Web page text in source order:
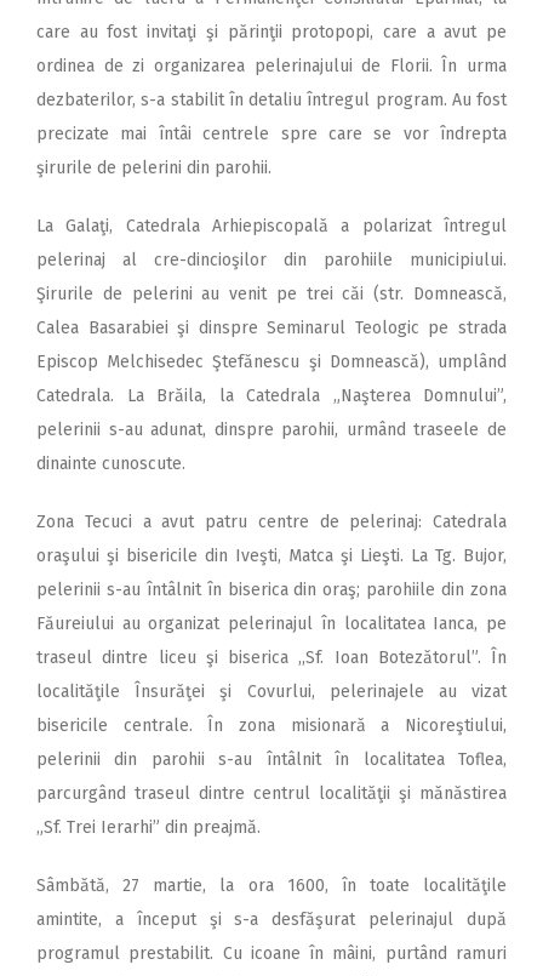
care au fost invitaţi şi părinţii protopopi, care a avut pe
ordinea de zi organizarea pelerinajului de Florii. În urma
dezbaterilor, s-a stabilit în detaliu întregul program. Au fost
precizate mai întâi centrele spre care se vor îndrepta
şirurile de pelerini din parohii.
La Galaţi, Catedrala Arhiepiscopală a polarizat întregul
pelerinaj al cre-dincioşilor din parohiile municipiului.
Şirurile de pelerini au venit pe trei căi (str. Domnească,
Calea Basarabiei şi dinspre Seminarul Teologic pe strada
Episcop Melchisedec Ştefănescu şi Domnească), umplând
Catedrala. La Brăila, la Catedrala „Naşterea Domnului”,
pelerinii s-au adunat, dinspre parohii, urmând traseele de
dinainte cunoscute.
Zona Tecuci a avut patru centre de pelerinaj: Catedrala
oraşului şi bisericile din Iveşti, Matca şi Lieşti. La Tg. Bujor,
pelerinii s-au întâlnit în biserica din oraş; parohiile din zona
Făureiului au organizat pelerinajul în localitatea Ianca, pe
traseul dintre liceu şi biserica ,,Sf. Ioan Botezătorul”. În
localităţile Însurăţei şi Covurlui, pelerinajele au vizat
bisericile centrale. În zona misionară a Nicoreştiului,
pelerinii din parohii s-au întâlnit în localitatea Toflea,
parcurgând traseul dintre centrul localităţii şi mănăstirea
„Sf. Trei Ierarhi” din preajmă.
Sâmbătă, 27 martie, la ora 1600, în toate localităţile
amintite, a început şi s-a desfăşurat pelerinajul după
programul prestabilit. Cu icoane în mâini, purtând ramuri